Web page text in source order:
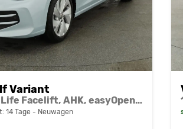
Variant
1.5 TSI 110 kW VIII Life Facelift, AHK, easyOpen, Kamera
14 Tage Neuwagen